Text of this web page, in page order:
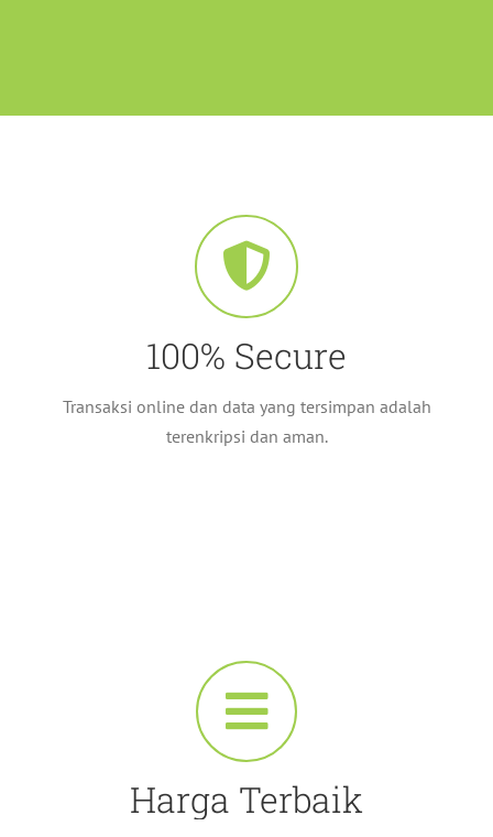
100% Secure
Transaksi online dan data yang tersimpan adalah
terenkripsi dan aman.
Harga Terbaik